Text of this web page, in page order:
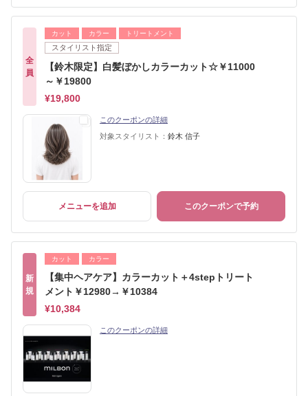
全
員
カット カラー トリートメント
スタイリスト指定
【鈴木限定】白髪ぼかしカラーカット☆￥11000
～￥19800
¥19,800
このクーポンの詳細
対象スタイリスト： 鈴木 信子
メニューを追加 このクーポンで予約
新
規
カット カラー
【集中ヘアケア】カラーカット＋4stepトリート
メント￥12980→￥10384
¥10,384
このクーポンの詳細